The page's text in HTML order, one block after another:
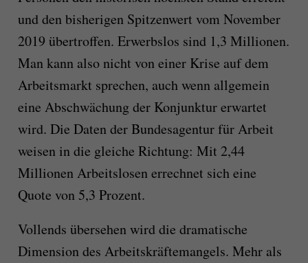
und den bisherigen Spitzenwert vom November
2019 übertroffen. Erwerbslos sind 1,3 Millionen.
Man kann also nicht von einer Krise auf dem
Arbeitsmarkt sprechen, auch wenn allgemein
eine Abschwächung der Konjunktur erwartet
wird. Die Daten der Bundesagentur für Arbeit
weisen in die gleiche Richtung: Mit 2,44
Millionen Arbeitslosen errechnet sich eine
Quote von 5,3 Prozent.
Vollends übersehen wird die dramatische
Dimension des Arbeitskräftemangels. Mehr als